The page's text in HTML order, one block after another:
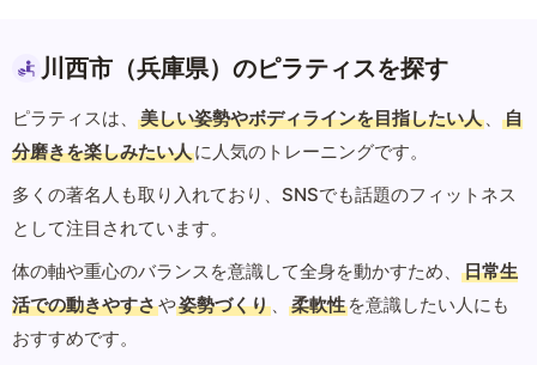
川西市（兵庫県）のピラティスを探す
ピラティスは、 美しい姿勢やボディラインを目指したい人 、
自
分磨きを楽しみたい人に人気のトレーニングです。
多くの著名人も取り入れており、SNSでも話題のフィットネス
として注目されています。
体の軸や重心のバランスを意識して全身を動かすため、
日常生
活での動きやすさや姿勢づくり 、 柔軟性 を意識したい人にも
おすすめです。